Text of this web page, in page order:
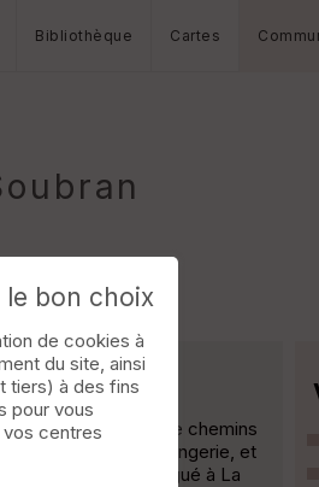
Bibliothèque Cartes
avec beaucoup de chemins
il y a une boulangerie, et
stade de foot. Le gué à La
le bon choix
de cookies à
du site, ainsi
tiers) à des fins
pour vous
centres